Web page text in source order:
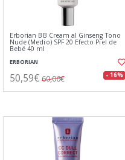
Erborian BB Cream al Ginseng Tono
Nude (Medio) SPF 20 Efecto Piel de
Bebé 40 ml
ERBORIAN
50,59€ 60,06€ - 16%